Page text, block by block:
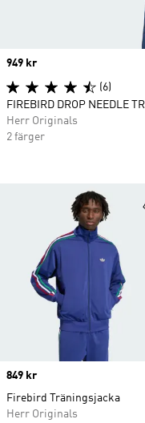
Price
849 kr
Firebird Träningsjacka
Herr Originals
Price
949 kr
(6)
FIREBIRD DROP NEEDLE
Herr Originals
2 färger